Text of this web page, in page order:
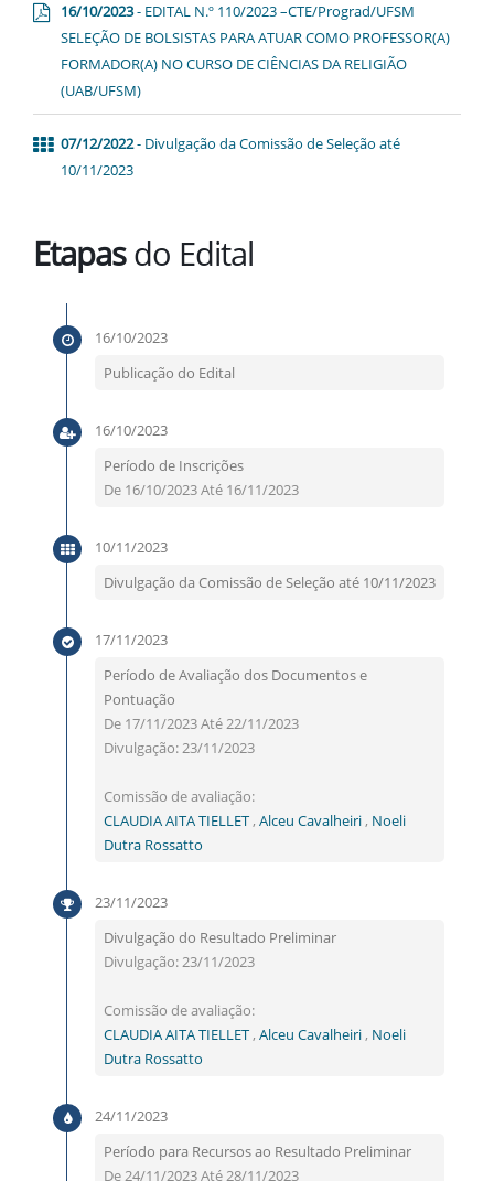
16/10/2023- EDITAL N.º 110/2023 –CTE/Prograd/UFSM
SELEÇÃO DE BOLSISTAS PARA ATUAR COMO PROFESSOR(A)
FORMADOR(A) NO CURSO DE CIÊNCIAS DA RELIGIÃO
(UAB/UFSM)
07/12/2022- Divulgação da Comissão de Seleção até
10/11/2023
Etapasdo Edital
16/10/2023
Publicação do Edital
16/10/2023
Período de Inscrições
De 16/10/2023 Até 16/11/2023
10/11/2023
Divulgação da Comissão de Seleção até 10/11/2023
17/11/2023
Período de Avaliação dos Documentos e
Pontuação
De 17/11/2023 Até 22/11/2023
Divulgação: 23/11/2023
Comissão de avaliação:
CLAUDIA AITA TIELLET, Alceu Cavalheiri, Noeli
Dutra Rossatto
23/11/2023
Divulgação do Resultado Preliminar
Divulgação: 23/11/2023
Comissão de avaliação:
CLAUDIA AITA TIELLET, Alceu Cavalheiri, Noeli
Dutra Rossatto
24/11/2023
Período para Recursos ao Resultado Preliminar
De 24/11/2023 Até 28/11/2023